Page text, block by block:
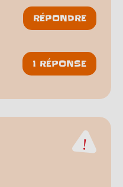
réactions
RÉPONDRE
1 RÉPONSE